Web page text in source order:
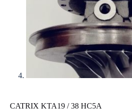
CATRIX KTA19 / 38 HC5A